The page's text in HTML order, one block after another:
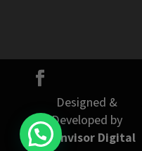
Designed &
Developed by
Connvisor Digital